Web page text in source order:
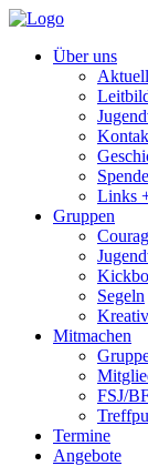
Über uns
Spende
Links
Gruppen
Segeln
Kreativ
Mitmachen
FSJ/
Termine
Angebote